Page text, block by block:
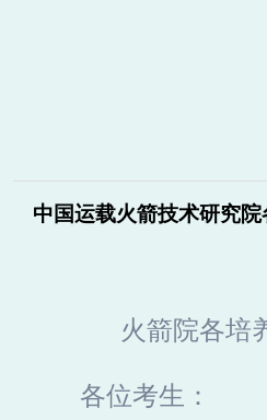
中国运载火箭技术研究
火箭院各培
各位考生：